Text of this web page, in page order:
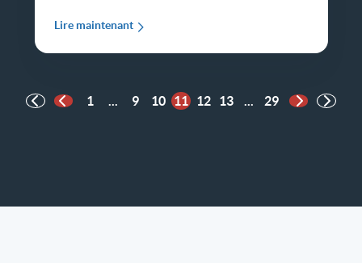
Lire maintenant
Page précédente
1 ... 9 10 11 12 13 ... 29
Page